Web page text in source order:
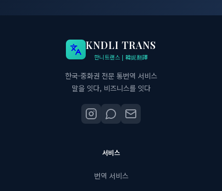
KNDLI TRANS
한니트랜스 | 韓妮翻譯
한국-중화권 전문 통번역 서비스
말을 잇다, 비즈니스를 잇다
서비스
번역 서비스